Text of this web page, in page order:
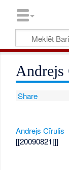
Andrejs
Share
Andrejs Cīrulis
[[20090821|]]